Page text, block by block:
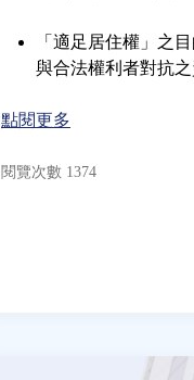
「適足居住權」之
與合法權利者對抗
點閱更多
閱覽次數 1374